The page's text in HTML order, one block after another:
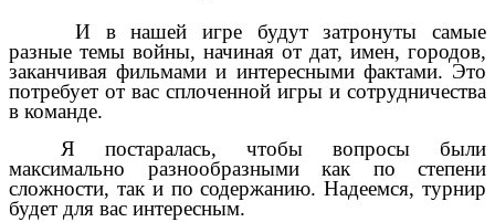
И в нашей игре будут затронуты самые
разные темы войны, начиная от дат, имен, городов,
заканчивая фильмами и интересными фактами. Это
потребует от вас сплоченной игры и сотрудничества
в команде.
Я постаралась, чтобы вопросы были
максимально разнообразными как по степени
сложности, так и по содержанию. Надеемся, турнир
будет для вас интересным.